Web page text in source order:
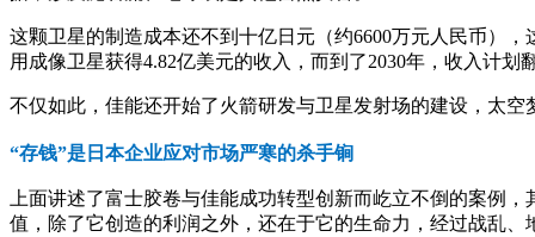
这颗卫星的制造成本还不到十亿日元（约6600万元人民币）
用成像卫星获得4.82亿美元的收入，而到了2030年，收入计划
不仅如此，佳能还开始了火箭研发与卫星发射场的建设，太
“存钱”是日本企业应对市场严寒的杀手锏
上面讲述了富士胶卷与佳能成功转型创新而屹立不倒的案例
值，除了它创造的利润之外，还在于它的生命力，经过战乱